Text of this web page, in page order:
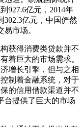
927.6亿元，2014年
302.3亿元，中国俨然
市场。
获得消费类贷款并不
着巨大的市场需求。
增长引擎，但与之相
制着金融系统，对于
的信用借款渠道并不
台提供了巨大的市场